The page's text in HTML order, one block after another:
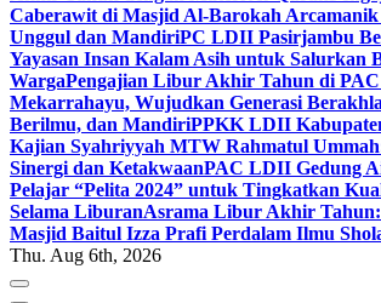
Caberawit di Masjid Al-Barokah Arcamanik
Unggul dan MandiriPC LDII Pasirjambu
Yayasan Insan Kalam Asih untuk Salurkan
WargaPengajian Libur Akhir Tahun di
Mekarrahayu, Wujudkan Generasi
Berilmu, dan MandiriPPKK LDII
Kajian Syahriyyah MTW Rahmatul
Sinergi dan KetakwaanPAC LDII Gedung
Pelajar “Pelita 2024” untuk Tingkatkan
Selama LiburanAsrama Libur Akhir Tahun:
Masjid Baitul Izza Prafi Perdalam Ilmu
Thu. Aug 6th, 2026